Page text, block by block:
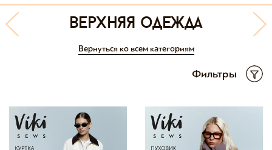
верхняя одежда
Вернуться ко всем категориям
Фильтры